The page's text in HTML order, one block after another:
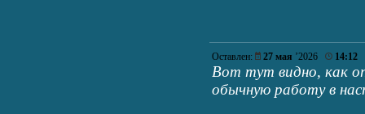
Оставлен: 27 мая ’2026 14:12
Вот тут видно, как
обычную работу в